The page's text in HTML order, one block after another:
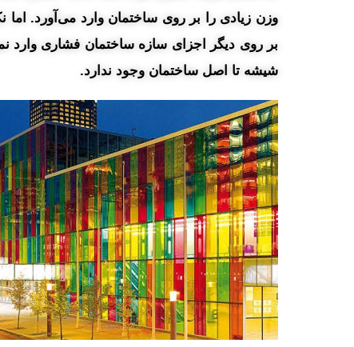
وزن زیادی را بر روی ساختمان وارد می‌آورد.
بر روی دیگر اجزای سازه ساختمان فشاری وارد
شیشه تا اصل ساختمان وجود ندارد.